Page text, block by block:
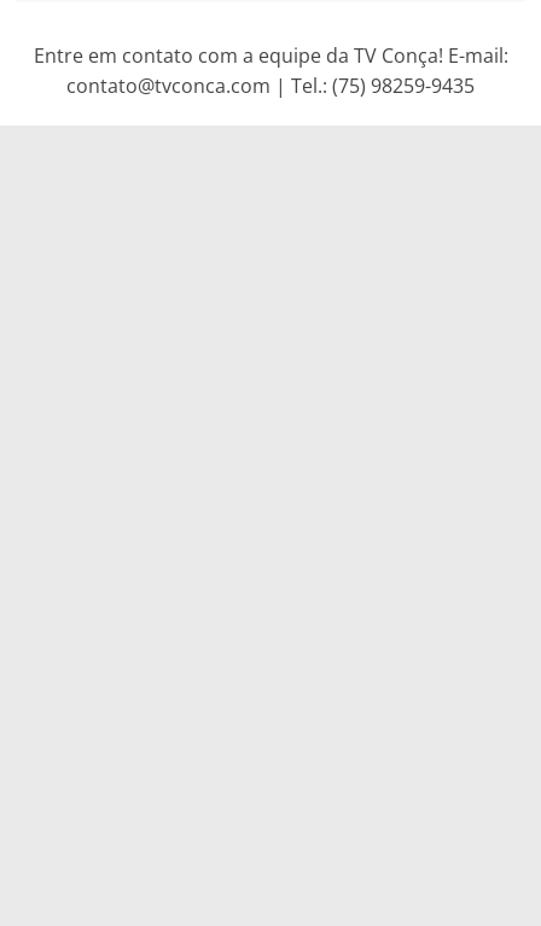
Entre em contato com a equipe da TV Conça! E-mail:
contato@tvconca.com | Tel.: (75) 98259-9435